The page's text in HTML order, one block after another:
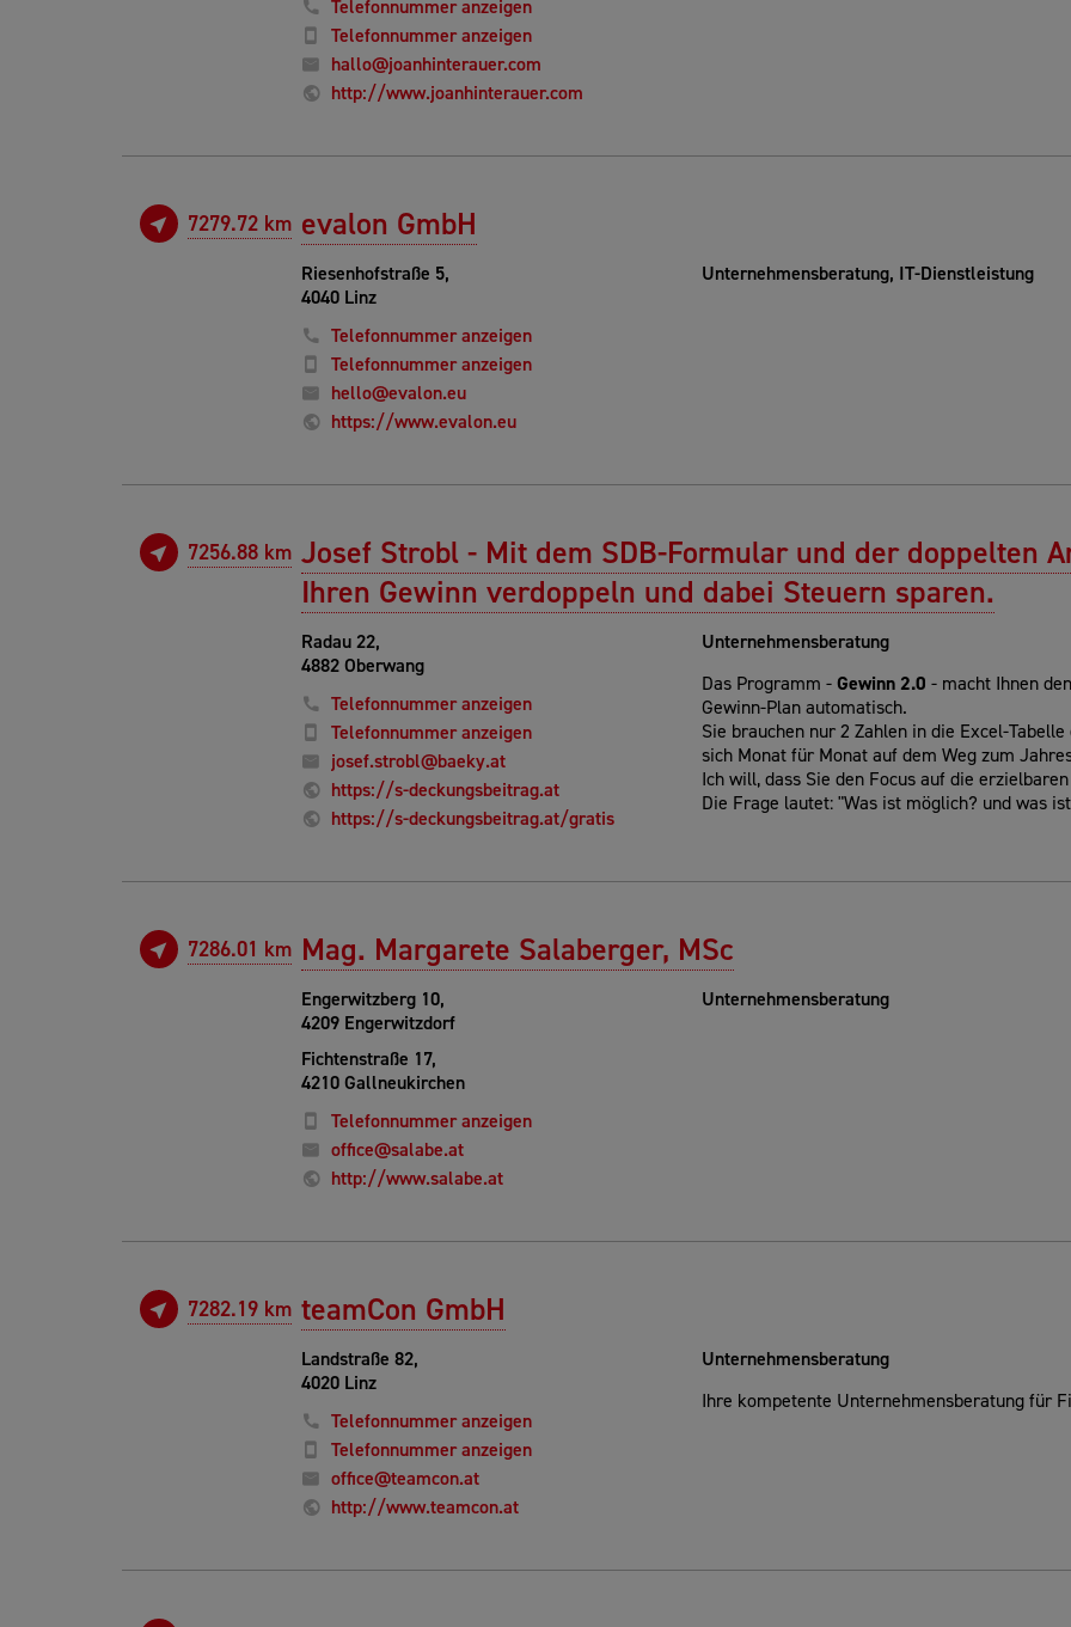
Telefonnummer anzeigen
Telefonnummer anzeigen
hallo@joanhinterauer.com
http://www.joanhinterauer.com
7279.72 km evalon GmbH
Riesenhofstraße 5,
4040 Linz
Telefonnummer anzeigen
Telefonnummer anzeigen
hello@evalon.eu
https://www.evalon.eu
Unternehmensberatung, IT-Dienstleistung
7256.88 km Josef Strobl - Mit dem SDB-Formular und der doppelten
Ihren Gewinn verdoppeln und dabei Steuern sparen.
Radau 22,
4882 Oberwang
Telefonnummer anzeigen
Telefonnummer anzeigen
josef.strobl@baeky.at
https://s-deckungsbeitrag.at
https://s-deckungsbeitrag.at/gratis
Unternehmensberatung
Das Programm -Gewinn 2.0 - macht Ihnen
Gewinn-Plan automatisch.
Sie brauchen nur 2 Zahlen in die Excel-
sich Monat für Monat auf dem Weg zum
Ich will, dass Sie den Focus auf die
Die Frage lautet: "Was ist möglich? und was
7286.01 km Mag. Margarete Salaberger, MSc
Engerwitzberg 10,
4209 Engerwitzdorf
Fichtenstraße 17,
4210 Gallneukirchen
Telefonnummer anzeigen
office@salabe.at
http://www.salabe.at
Unternehmensberatung
7282.19 km teamCon GmbH
Landstraße 82,
4020 Linz
Telefonnummer anzeigen
Telefonnummer anzeigen
office@teamcon.at
http://www.teamcon.at
Unternehmensberatung
Ihre kompetente Unternehmensberatung für